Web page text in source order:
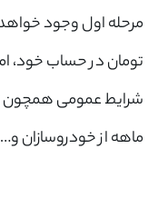
تومان در حساب خود،
ماهه از خودروسازان